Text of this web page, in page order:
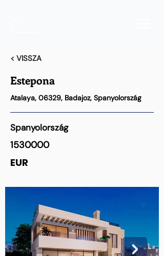
< VISSZA
Estepona
Atalaya, 06329, Badajoz, Spanyolország
Spanyolország
1530000
EUR